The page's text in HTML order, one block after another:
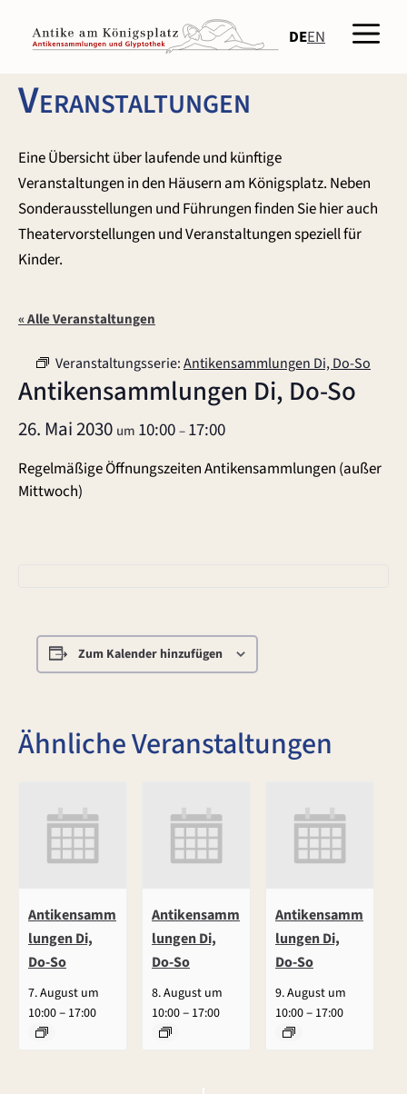
Inhalt
springen
DEEN
Veranstaltungen
Eine Übersicht über laufende und künftige
Veranstaltungen in den Häusern am Königsplatz. Neben
Sonderausstellungen und Führungen finden Sie hier auch
Theatervorstellungen und Veranstaltungen speziell für
Kinder.
« Alle Veranstaltungen
Veranstaltungsserie:Antikensammlungen Di, Do-So
Antikensammlungen Di, Do-So
26. Mai 2030 um 10:00–17:00
Regelmäßige Öffnungszeiten Antikensammlungen (außer
Mittwoch)
Zum Kalender hinzufügen
Ähnliche Veranstaltungen
Antikensamm
lungen Di,
Do-So
7. August um
10:00– 17:00
Antikensamm
lungen Di,
Do-So
8. August um
10:00– 17:00
Antikensamm
lungen Di,
Do-So
9. August um
10:00– 17:00